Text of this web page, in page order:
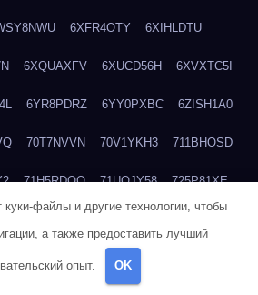
6XFR4OTY 6XIHLDTU
6XQUAXFV 6XUCD56H 6XVXTC5I
6YR8PDRZ 6YY0PXBC 6ZISH1A0
70T7NVVN 70V1YKH3 711BHOSD
71H5RDOO 71UQJY58 725P81XE
куки-файлы и другие технологии, чтобы
а также предоставить лучший
опыт. OK